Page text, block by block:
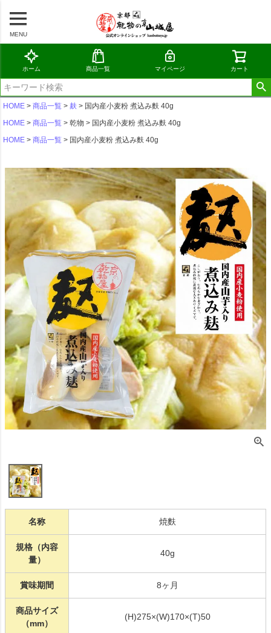
MENU
ホーム 商品一覧 マイページ カート
HOME 商品一覧 麸
国内産小麦粉 煮込み麩 40g
HOME
商品一覧 乾物
国内産小麦粉 煮込み麩 40g
HOME
商品一覧 国内産小麦粉 煮込み麩 40g
名称 焼麩
規格（内容
量）
40g
賞味期間 8ヶ月
商品サイズ
（mm）
(H)275×(W)170×(T)50